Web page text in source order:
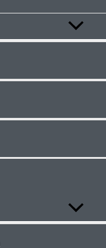
Slå
meny
Slå
meny